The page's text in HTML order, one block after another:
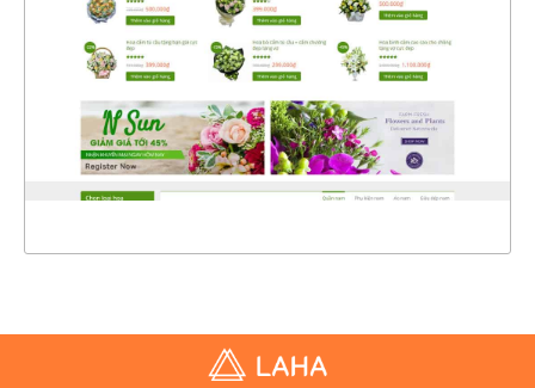
CHI TIẾT
XEM THỰC TẾ